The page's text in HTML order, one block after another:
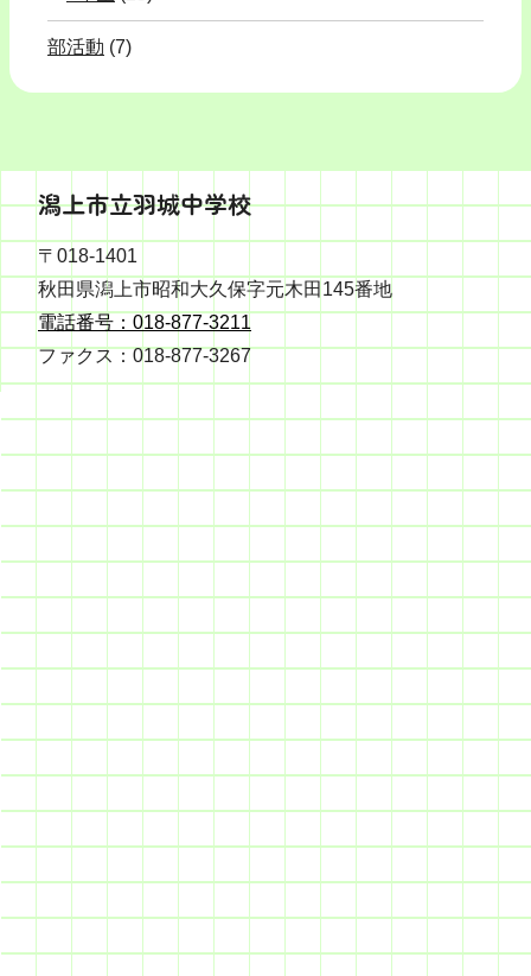
部活動 (7)
潟上市立羽城中学校
〒018-1401
秋田県潟上市昭和大久保字元木田145番地
電話番号：018-877-3211
ファクス：018-877-3267